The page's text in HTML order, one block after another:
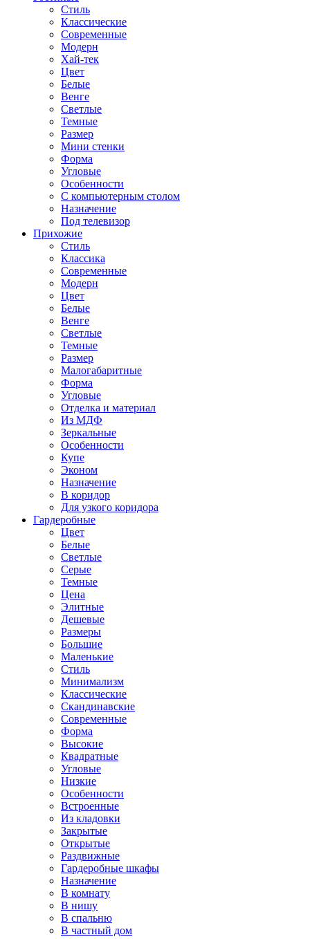
Стиль
Классические
Современные
Модерн
Хай-тек
Цвет
Белые
Венге
Светлые
Темные
Размер
Мини стенки
Форма
Угловые
Особенности
С компьютерным столом
Назначение
Под телевизор
Прихожие
Стиль
Классика
Современные
Модерн
Цвет
Белые
Венге
Светлые
Темные
Размер
Малогабаритные
Форма
Угловые
Отделка и материал
Из МДФ
Зеркальные
Особенности
Купе
Эконом
Назначение
В коридор
Для узкого коридора
Гардеробные
Цвет
Белые
Светлые
Серые
Темные
Цена
Элитные
Дешевые
Размеры
Большие
Маленькие
Стиль
Минимализм
Классические
Скандинавские
Современные
Форма
Высокие
Квадратные
Угловые
Низкие
Особенности
Встроенные
Из кладовки
Закрытые
Открытые
Раздвижные
Гардеробные шкафы
Назначение
В комнату
В нишу
В спальню
В частный дом